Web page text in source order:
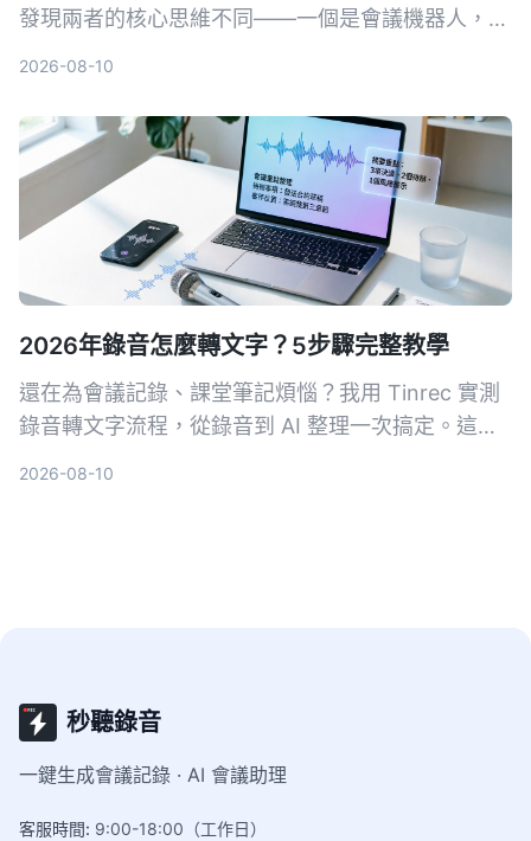
發現兩者的核心思維不同——一個是會議機器人，一
實體驗告訴你該選誰。
2026-08-10
2026年錄音怎麼轉文字？5步驟完整教學
還在為會議記錄、課堂筆記煩惱？我用 Tinrec 實測
錄音轉文字流程，從錄音到 AI 整理一次搞定。這篇
2026-08-10
秒聽錄音
一鍵生成會議記錄 · AI 會議助理
客服時間: 9:00-18:00（工作日）